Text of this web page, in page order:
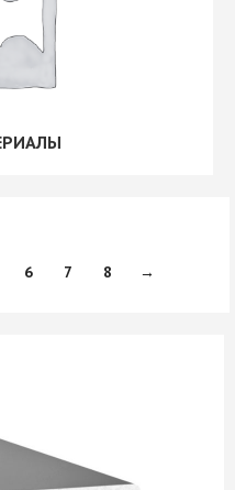
6 7 8 →